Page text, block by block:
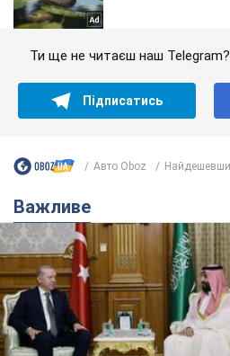
Ти ще не читаєш наш
Підписатись
Авто Oboz
Важливе